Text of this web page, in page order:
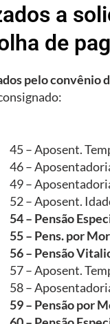
a
de
pelo convênio
45 – Aposent.
46 –
49 –
52 – Aposent.
54 – Pensão
55 – Pens. por
56 – Pensão
57 – Aposent.
58 –
59 – Pensão por